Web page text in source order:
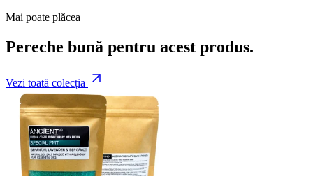
Mai poate plăcea
Pereche bună pentru acest produs.
Vezi toată colecția